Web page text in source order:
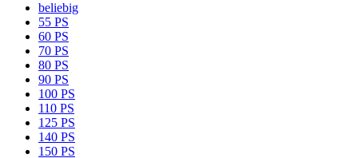
beliebig
55 PS
60 PS
70 PS
80 PS
90 PS
100 PS
110 PS
125 PS
140 PS
150 PS